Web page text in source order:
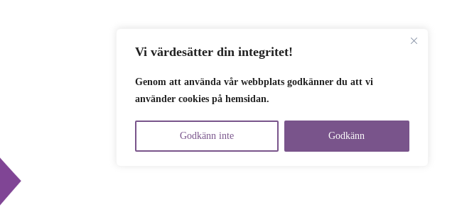
Vi värdesätter din integritet!
Genom att använda vår webbplats godkänner du att vi
använder cookies på hemsidan.
Godkänn inte Godkänn